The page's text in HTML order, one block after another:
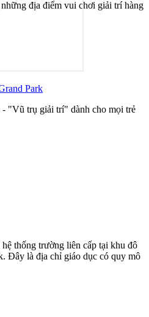
địa điểm vui chơi giải trí hàng
Park
- "Vũ trụ giải trí" dành cho mọi trẻ
thống trường liên cấp tại khu đô
Đây là địa chỉ giáo dục có quy mô